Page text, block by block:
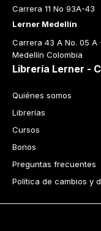
Carrera 11 No 93A-43
Lerner Medellín
Carrera 43 A No. 05 A
Medellín Colombia
Librería Lerner -
Quiénes somos
Librerías
Cursos
Bonos
Preguntas frecuentes
Política de cambios y